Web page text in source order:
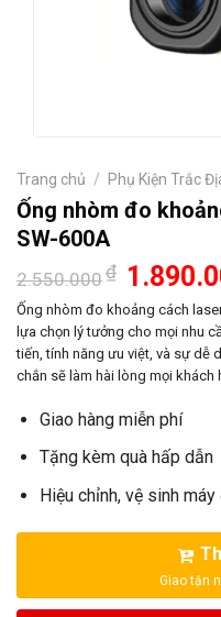
Trang chủ / Phụ Kiện Trắc
Ống nhòm đo
SW-600A
2.550.000₫ Giá
gốc
là:
Ống nhòm đo khoảng cách
lựa chọn lý tưởng cho mọi nhu
tiến, tính năng ưu việt, và sự dễ
chắn sẽ làm hài lòng mọi khách
Giao hàng miễn phí
Tặng kèm quà hấp dẫn
Hiệu chỉnh, vệ sinh